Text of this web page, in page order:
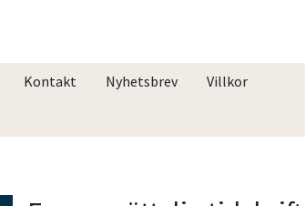
Kontakt Nyhetsbrev Villkor